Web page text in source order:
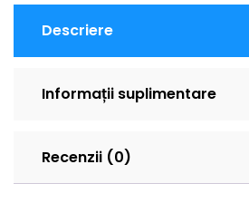
Descriere
Informații suplimentare
Recenzii (0)